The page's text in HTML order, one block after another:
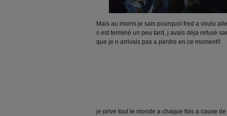
Mais au moins je sais pourquoi fred a voulu
s est terminé un peu tard, j avais déja refusé
que je n arrivais pas a perdre en ce moment!!
je prive tout le monde a chaque fois a cause